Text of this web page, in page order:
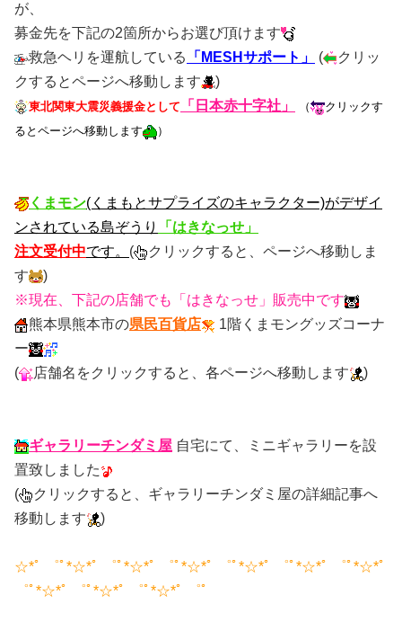
が、
募金先を下記の2箇所からお選び頂けます
救急ヘリを運航している
「MESHサポート」 (
クリッ
クするとページへ移動します
)
東北関東大震災義援金として 「 日本赤十字社」 （
クリックす
るとページへ移動します
）
くまモン(くまもとサプライズのキャラクター)がデザイ
ンされている島ぞうり
「はきなっせ」
注文受付中です。 (
クリックすると、ページへ移動しま
す
)
※現在、下記の店舗でも「はきなっせ」販売中です
熊本県熊本市の県民百貨店
1階くまモングッズコーナ
ー
(
店舗名をクリックすると、各ページへ移動します )
ギャラリーチンダミ屋 自宅にて、ミニギャラリーを設
置致しました
(
クリックすると、ギャラリーチンダミ屋の詳細記事へ
移動します
)
☆*ﾟ ゜ﾟ*☆*ﾟ ゜ﾟ*☆*ﾟ ゜ﾟ*☆*ﾟ ゜ﾟ*☆*ﾟ ゜ﾟ*☆*ﾟ ゜ﾟ*☆*ﾟ
゜ﾟ*☆*ﾟ ゜ﾟ*☆*ﾟ ゜ﾟ*☆*ﾟ ゜ﾟ